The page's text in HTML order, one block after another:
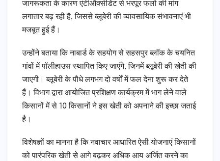
जागरूकता के कारण एंटीऑक्सीडेंट से भरपूर फलों की मांग
लगातार बढ़ रही है, जिससे ब्लूबेरी की व्यावसायिक संभावनाएं भी
मजबूत हुई हैं।
उन्होंने बताया कि नाबार्ड के सहयोग से सहसपुर ब्लॉक के चयनित
गांवों में पॉलीहाउस स्थापित किए जाएंगे, जिनमें ब्लूबेरी की खेती की
जाएगी। ब्लूबेरी के पौधे लगभग दो वर्षों में फल देना शुरू कर देते
हैं। विभाग द्वारा आयोजित प्रशिक्षण कार्यक्रम में भाग लेने वाले
किसानों में से 10 किसानों ने इस खेती को अपनाने की इच्छा जताई
है।
विशेषज्ञों का मानना है कि नवाचार आधारित ऐसी योजनाएं किसानों
को पारंपरिक खेती से आगे बढ़कर अधिक आय अर्जित करने का